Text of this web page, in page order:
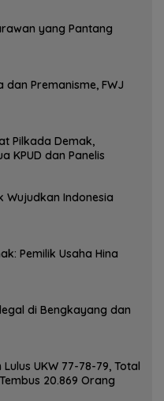
yang Pantang
Premanisme, FWJ
Pilkada Demak,
KPUD dan Panelis
Wujudkan Indonesia
Pemilik Usaha Hina
di Bengkayang dan
UKW 77-78-79, Total
20.869 Orang